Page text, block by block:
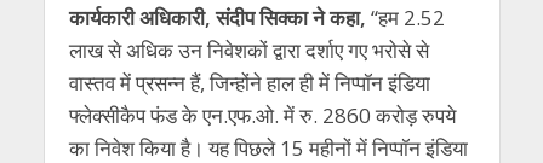
कार्यकारी अधिकारी, संदीप सिक्का ने कहा, “हम 2.52
लाख से अधिक उन निवेशकों द्वारा दर्शाए गए भरोसे से
वास्तव में प्रसन्न हैं, जिन्होंने हाल ही में निप्पॉन इंडिया
फ्लेक्सीकैप फंड के एन.एफ.ओ. में रु. 2860 करोड़ रुपये
का निवेश किया है। यह पिछले 15 महीनों में निप्पॉन इंडिया